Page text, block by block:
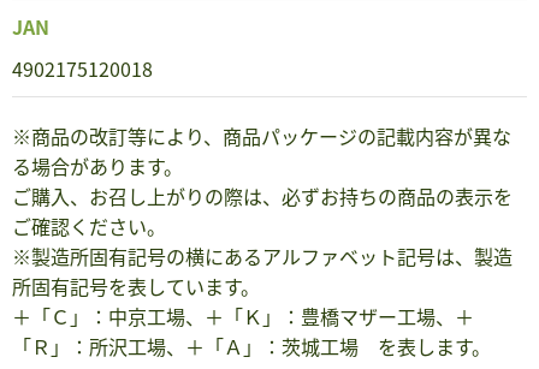
JAN
4902175120018
※商品の改訂等により、商品パッケージの記載内容が異な
る場合があります。
ご購入、お召し上がりの際は、必ずお持ちの商品の表示を
ご確認ください。
※製造所固有記号の横にあるアルファベット記号は、製造
所固有記号を表しています。
＋「Ｃ」：中京工場、＋「Ｋ」：豊橋マザー工場、＋
「Ｒ」：所沢工場、＋「Ａ」：茨城工場 を表します。